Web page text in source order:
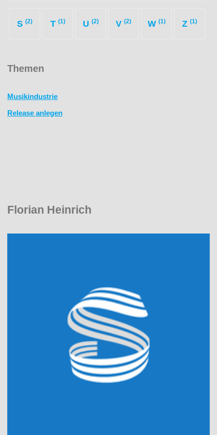
S (2) T (1) U (2) V (2) W (1) Z (1)
Themen
Musikindustrie
Release anlegen
Florian Heinrich